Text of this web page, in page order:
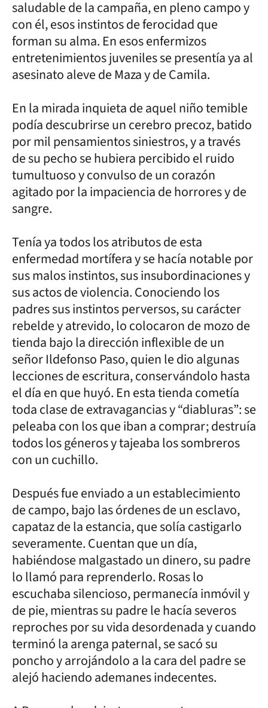
saludable de la campaña, en pleno campo y
con él, esos instintos de ferocidad que
forman su alma. En esos enfermizos
entretenimientos juveniles se presentía ya al
asesinato aleve de Maza y de Camila.
En la mirada inquieta de aquel niño temible
podía descubrirse un cerebro precoz, batido
por mil pensamientos siniestros, y a través
de su pecho se hubiera percibido el ruido
tumultuoso y convulso de un corazón
agitado por la impaciencia de horrores y de
sangre.
Tenía ya todos los atributos de esta
enfermedad mortífera y se hacía notable por
sus malos instintos, sus insubordinaciones y
sus actos de violencia. Conociendo los
padres sus instintos perversos, su carácter
rebelde y atrevido, lo colocaron de mozo de
tienda bajo la dirección inflexible de un
señor Ildefonso Paso, quien le dio algunas
lecciones de escritura, conservándolo hasta
el día en que huyó. En esta tienda cometía
toda clase de extravagancias y “diabluras”: se
peleaba con los que iban a comprar; destruía
todos los géneros y tajeaba los sombreros
con un cuchillo.
Después fue enviado a un establecimiento
de campo, bajo las órdenes de un esclavo,
capataz de la estancia, que solía castigarlo
severamente. Cuentan que un día,
habiéndose malgastado un dinero, su padre
lo llamó para reprenderlo. Rosas lo
escuchaba silencioso, permanecía inmóvil y
de pie, mientras su padre le hacía severos
reproches por su vida desordenada y cuando
terminó la arenga paternal, se sacó su
poncho y arrojándolo a la cara del padre se
alejó haciendo ademanes indecentes.